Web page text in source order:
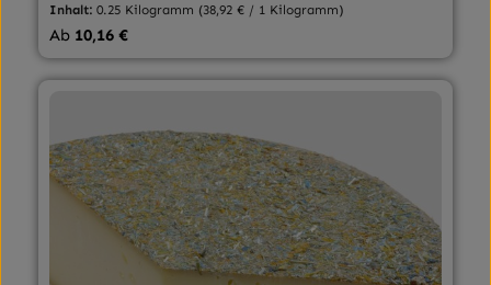
Inhalt:0.25 Kilogramm (38,92 € / 1 Kilogramm)
Regulärer Preis:
Ab 10,16 €